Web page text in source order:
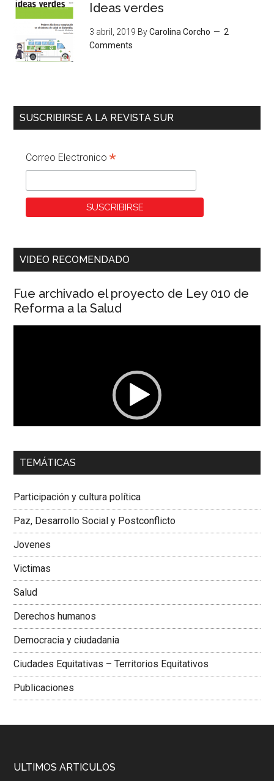
Ideas verdes
3 abril, 2019 ByCarolina Corcho
2
Comments
SUSCRIBIRSE A LA REVISTA SUR
Correo Electronico*
VIDEO RECOMENDADO
Fue archivado el proyecto de Ley 010 de
Reforma a la Salud
00:00 01:04
Dra. Carolina Corcho Mejía,Presidenta Corporación
Colombiana
TEMÁTICAS
Participación y cultura política
Paz, Desarrollo Social y Postconflicto
Jovenes
Victimas
Salud
Derechos humanos
Democracia y ciudadania
Ciudades Equitativas – Territorios Equitativos
Publicaciones
ULTIMOS ARTICULOS